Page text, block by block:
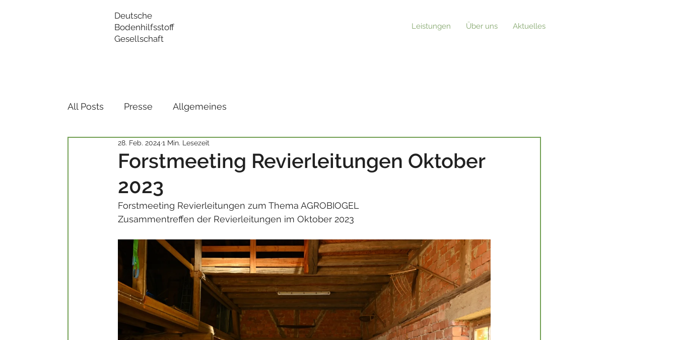
Deutsche
Bodenhilfsstoff
Gesellschaft
Leistungen Über uns Aktuelles
All Posts Presse Allgemeines
Forstmeeting Revierleitungen Oktober
2023
28. Feb. 2024 1 Min. Lesezeit
Forstmeeting Revierleitungen zum Thema AGROBIOGEL
Zusammentreffen der Revierleitungen im Oktober 2023